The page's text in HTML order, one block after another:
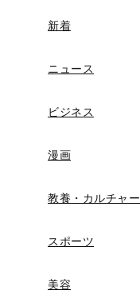
新着
ニュース
ビジネス
漫画
教養・カルチャー
スポーツ
美容